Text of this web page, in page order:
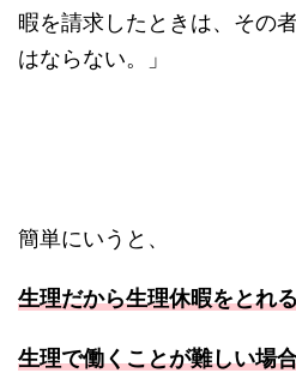
暇を請求したときは、その
はならない。」
簡単にいうと、
生理だから生理休暇をとれ
生理で働くことが難しい場